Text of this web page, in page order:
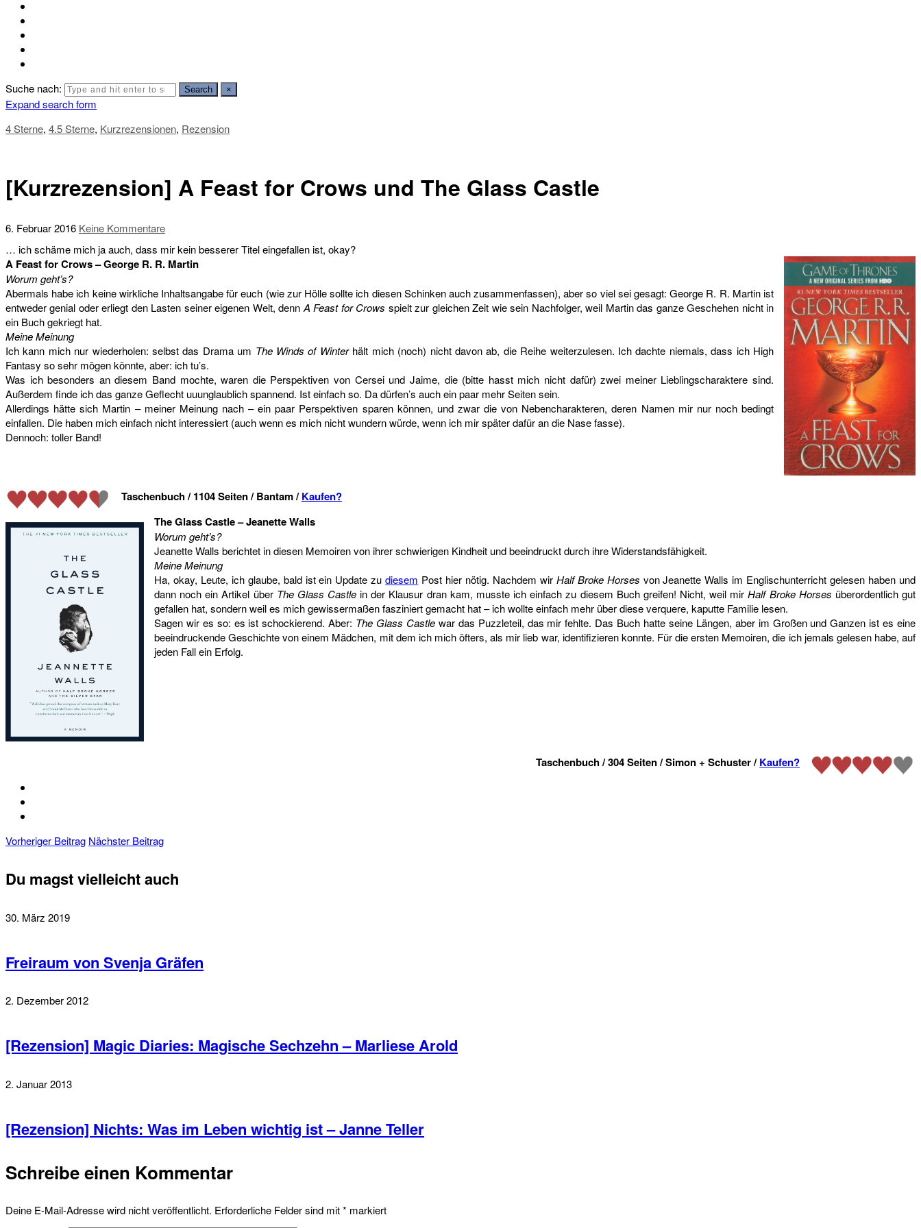
Suche nach: Search ×
Expand search form
4 Sterne, 4.5 Sterne, Kurzrezensionen, Rezension
[Kurzrezension] A Feast for Crows und The Glass Castle
6. Februar 2016 Keine Kommentare
… ich schäme mich ja auch, dass mir kein besserer Titel eingefallen ist, okay?
A Feast for Crows – George R. R. Martin
Worum geht’s?
Abermals habe ich keine wirkliche Inhaltsangabe für euch (wie zur Hölle sollte ich diesen Schinken auch zusammenfassen), aber so viel sei gesagt: George R. R. Martin ist
entweder genial oder erliegt den Lasten seiner eigenen Welt, denn A Feast for Crows spielt zur gleichen Zeit wie sein Nachfolger, weil Martin das ganze Geschehen nicht in
ein Buch gekriegt hat.
Meine Meinung
Ich kann mich nur wiederholen: selbst das Drama um The Winds of Winterhält mich (noch) nicht davon ab, die Reihe weiterzulesen. Ich dachte niemals, dass ich High
Fantasy so sehr mögen könnte, aber: ich tu’s.
Was ich besonders an diesem Band mochte, waren die Perspektiven von Cersei und Jaime, die (bitte hasst mich nicht dafür) zwei meiner Lieblingscharaktere sind.
Außerdem finde ich das ganze Geflecht uuunglaublich spannend. Ist einfach so. Da dürfen’s auch ein paar mehr Seiten sein.
Allerdings hätte sich Martin – meiner Meinung nach – ein paar Perspektiven sparen können, und zwar die von Nebencharakteren, deren Namen mir nur noch bedingt
einfallen. Die haben mich einfach nicht interessiert (auch wenn es mich nicht wundern würde, wenn ich mir später dafür an die Nase fasse).
Dennoch: toller Band!
Taschenbuch / 1104 Seiten / Bantam /Kaufen?
The Glass Castle – Jeanette Walls
Worum geht’s?
Jeanette Walls berichtet in diesen Memoiren von ihrer schwierigen Kindheit und beeindruckt durch ihre Widerstandsfähigkeit.
Meine Meinung
Ha, okay, Leute, ich glaube, bald ist ein Update zudiesem Post hier nötig. Nachdem wir Half Broke Horses von Jeanette Walls im Englischunterricht gelesen haben und
dann noch ein Artikel über The Glass Castle in der Klausur dran kam, musste ich einfach zu diesem Buch greifen! Nicht, weil mirHalf Broke Horses überordentlich gut
gefallen hat, sondern weil es mich gewissermaßen fasziniert gemacht hat – ich wollte einfach mehr über diese verquere, kaputte Familie lesen.
Sagen wir es so: es ist schockierend. Aber: The Glass Castlewar das Puzzleteil, das mir fehlte. Das Buch hatte seine Längen, aber im Großen und Ganzen ist es eine
beeindruckende Geschichte von einem Mädchen, mit dem ich mich öfters, als mir lieb war, identifizieren konnte. Für die ersten Memoiren, die ich jemals gelesen habe, auf
jeden Fall ein Erfolg.
Taschenbuch / 304 Seiten / Simon + Schuster /Kaufen?
Vorheriger Beitrag Nächster Beitrag
Du magst vielleicht auch
30. März 2019
Freiraum von Svenja Gräfen
2. Dezember 2012
[Rezension] Magic Diaries: Magische Sechzehn – Marliese Arold
2. Januar 2013
[Rezension] Nichts: Was im Leben wichtig ist – Janne Teller
Schreibe einen Kommentar
Deine E-Mail-Adresse wird nicht veröffentlicht. Erforderliche Felder sind mit* markiert